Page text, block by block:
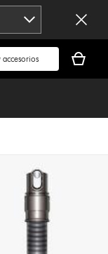
cesta
está